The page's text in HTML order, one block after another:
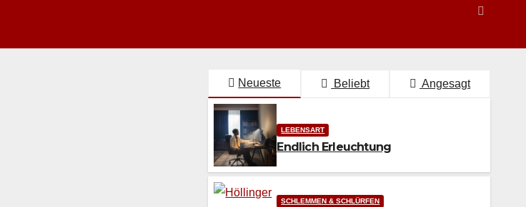
Neueste Beliebt Angesagt
LEBENSART
Endlich Erleuchtung
SCHLEMMEN & SCHLÜRFEN